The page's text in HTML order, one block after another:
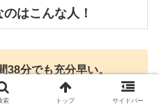
はこんな人！
38分でも充分早い。
方がいい。
索 トップ サイドバー